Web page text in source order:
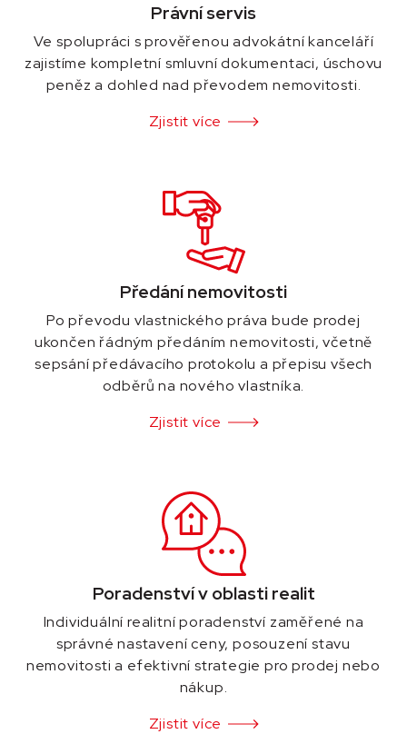
Právní servis
Ve spolupráci s prověřenou advokátní kanceláří
zajistíme kompletní smluvní dokumentaci, úschovu
peněz a dohled nad převodem nemovitosti.
Zjistit více
Předání nemovitosti
Po převodu vlastnického práva bude prodej
ukončen řádným předáním nemovitosti, včetně
sepsání předávacího protokolu a přepisu všech
odběrů na nového vlastníka.
Zjistit více
Poradenství v oblasti realit
Individuální realitní poradenství zaměřené na
správné nastavení ceny, posouzení stavu
nemovitosti a efektivní strategie pro prodej nebo
nákup.
Zjistit více